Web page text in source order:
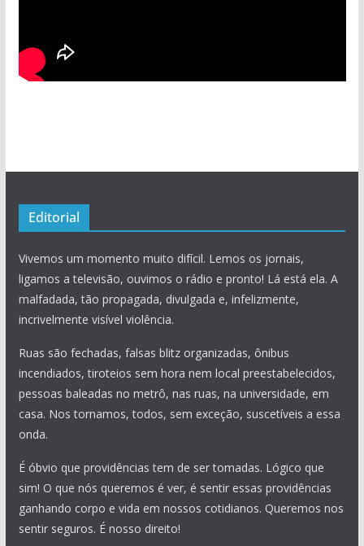
Editorial
Vivemos um momento muito difícil. Lemos os jornais,
ligamos a televisão, ouvimos o rádio e pronto! Lá está ela. A
malfadada, tão propagada, divulgada e, infelizmente,
incrivelmente visível violência.
Ruas são fechadas, falsas blitz organizadas, ônibus
incendiados, tiroteios sem hora nem local preestabelecidos,
pessoas baleadas no metrô, nas ruas, na universidade, em
casa. Nos tornamos, todos, sem exceção, suscetíveis a essa
onda.
É óbvio que providências tem de ser tomadas. Lógico que
sim! O que nós queremos é ver, é sentir essas providências
ganhando corpo e vida em nossos cotidianos. Queremos nos
sentir seguros. É nosso direito!